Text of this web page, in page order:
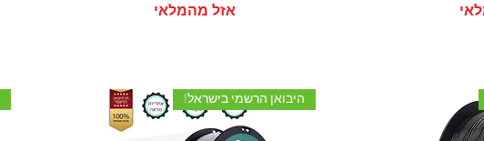
אזל מהמלאי
היבואן הרשמי בישראל!